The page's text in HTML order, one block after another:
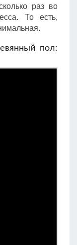
раз во
То есть,
пол: